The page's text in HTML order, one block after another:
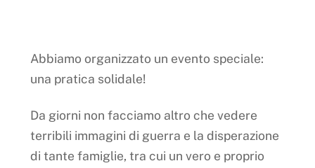
Abbiamo organizzato un evento speciale:
una pratica solidale!
Da giorni non facciamo altro che vedere
terribili immagini di guerra e la disperazione
di tante famiglie, tra cui un vero e proprio